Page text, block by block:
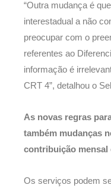
“Outra mudança é
interestadual a não
preocupar com o
referentes ao
informação é
CRT 4”, detalhou o
As novas regras
também mudanças
contribuição mensal
Os serviços podem